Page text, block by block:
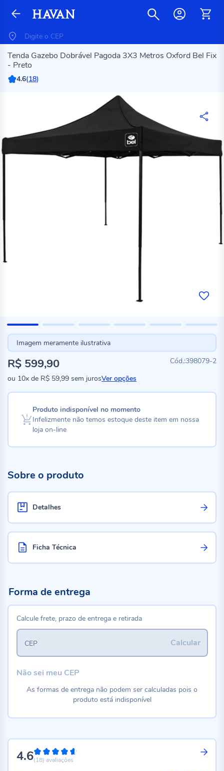
Tenda Gazebo Dobrável Pagoda 3X3 Metros Oxford Bel Fix
- Preto
4.6(18)
Imagem meramente ilustrativa
398079-2
R$ 599,90
ou 10x de R$ 59,99 sem jurosVer opções
Produto indisponível no momento
Infelizmente não temos estoque deste item em nossa
loja on-line
Sobre o produto
Detalhes
Ficha Técnica
4.692%
(18) avaliações
Forma de entrega
Calcule frete, prazo de entrega e retirada
Calcular
CEP
Não sei meu CEP
As formas de entrega não podem ser calculadas pois o
produto está indisponível